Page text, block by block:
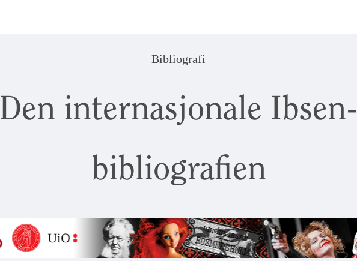
Bibliografi
Den internasjonale Ibsen-
bibliografien